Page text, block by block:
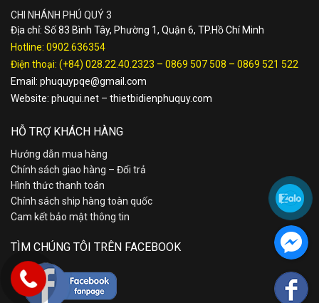
CHI NHÁNH PHÚ QUÝ 3
Địa chỉ: Số 83 Bình Tây, Phường 1, Quận 6, TP.Hồ Chí Minh
Hotline: 0902.636354
Điện thoại: (+84) 028.22.40.2323 – 0869 507 508 – 0869 521 522
Email: phuquypqe@gmail.com
Website: phuqui.net – thietbidienphuquy.com
HỖ TRỢ KHÁCH HÀNG
Hướng dẫn mua hàng
Chính sách giao hàng – Đổi trả
Hình thức thanh toán
Chính sách ship hàng toàn quốc
Cam kết bảo mật thông tin
TÌM CHÚNG TÔI TRÊN FACEBOOK